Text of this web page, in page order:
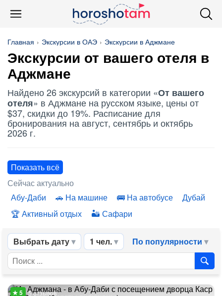
Главная Экскурсии в ОАЭ Экскурсии в Аджмане
Экскурсии от вашего отеля в
Аджмане
Найдено 26 экскурсий в категории «От вашего
отеля» в Аджмане на русском языке, цены от
$37, скидки до 19%. Расписание для
бронирования на август, сентябрь и октябрь
2026 г.
Показать всё
Сейчас актуально
Абу-Даби
На машине На автобусе
Дубай
Активный отдых
Сафари
Выбрать дату 1 чел. По популярности
5 отзывов